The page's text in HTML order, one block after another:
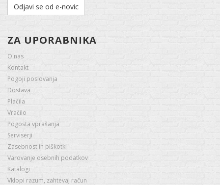
Odjavi se od e-novic
ZA UPORABNIKA
O nas
Kontakt
Pogoji poslovanja
Dostava
Plačila
Vračilo
Pogosta vprašanja
Serviserji
Zasebnost in piškotki
Varovanje osebnih podatkov
Katalogi
Vklopi razum, zahtevaj račun